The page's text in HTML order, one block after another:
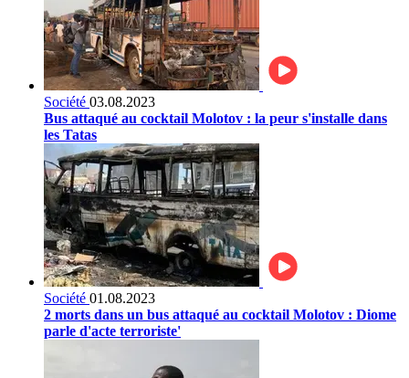
Société 03.08.2023
Bus attaqué au cocktail Molotov : la peur s'installe dans
les Tatas
Société 01.08.2023
2 morts dans un bus attaqué au cocktail Molotov : Diome
parle d'acte terroriste'